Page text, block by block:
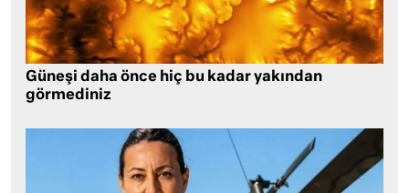
Güneşi daha önce hiç bu kadar yakından
görmediniz